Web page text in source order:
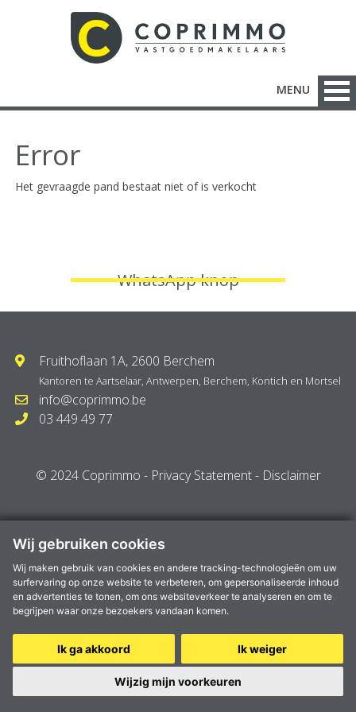
Wij gebruiken cookies
Wij maken gebruik van cookies en andere tracking-technologieën om uw
surfervaring op onze website te verbeteren, om gepersonaliseerde inhoud
en advertenties te tonen, om ons websiteverkeer te analyseren en om te
begrijpen waar onze bezoekers vandaan komen.
Ik ga akkoord Ik weiger
Wijzig mijn voorkeuren
MENU
Error
Het gevraagde pand bestaat niet of is verkocht
WhatsApp knop
Fruithoflaan 1A, 2600 Berchem
Kantoren te Aartselaar, Antwerpen, Berchem, Kontich en Mortsel
info@coprimmo.be
03 449 49 77
© 2024 Coprimmo - Privacy Statement- Disclaimer